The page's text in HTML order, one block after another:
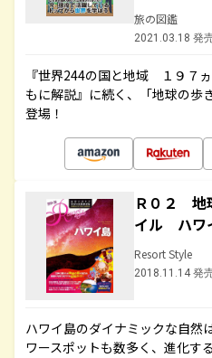
旅の図鑑
2021.03.18 発
『世界244の国と地域 １９７
もに解説』に続く、「地球の歩
登場！
Ｒ０２ 地
イル ハワ
Resort Style
2018.11.14 発
ハワイ島のダイナミックな自然
ワースポットも数多く、進化す